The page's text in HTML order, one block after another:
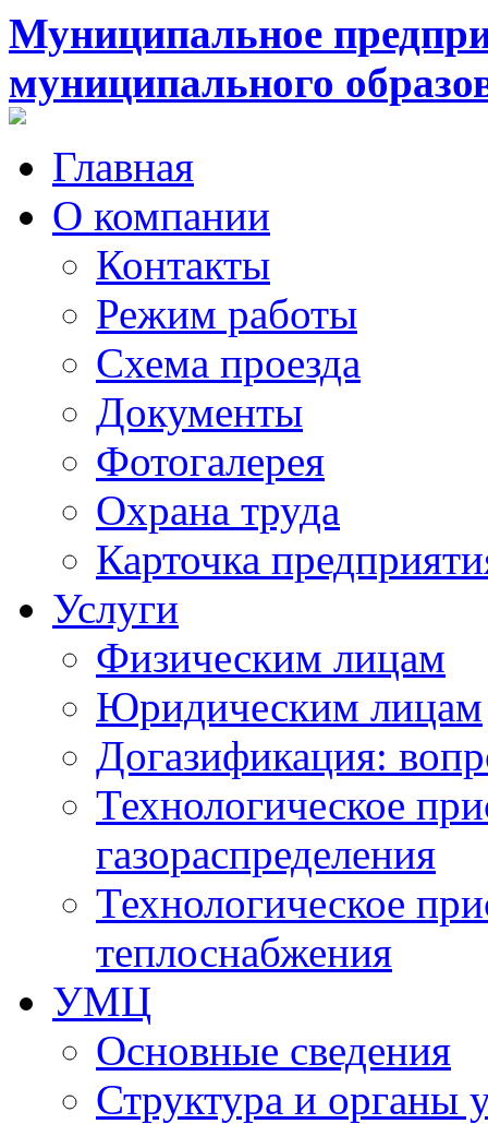
Муниципальное
муниципального
Главная
О компании
Контакты
Режим работы
Схема проезда
Документы
Фотогалерея
Охрана труда
Карточка
Услуги
Физическим лицам
Юридическим лицам
Догазификация:
Технологическое
газораспределения
Технологическое
теплоснабжения
УМЦ
Основные сведения
Структура и органы